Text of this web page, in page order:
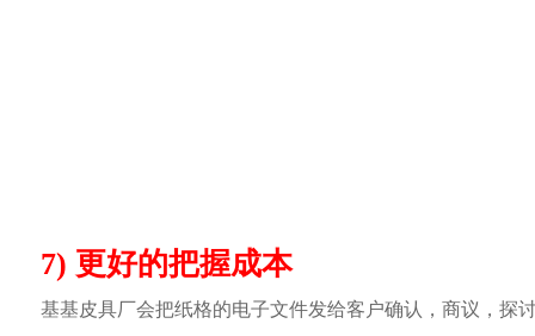
7) 更好的把握成本
基基皮具厂会把纸格的电子文件发给客户确认，商议，探